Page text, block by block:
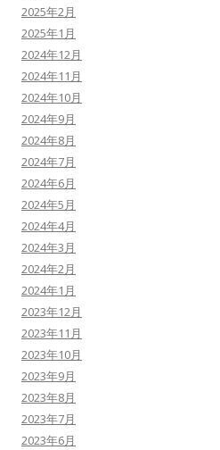
2025年2月
2025年1月
2024年12月
2024年11月
2024年10月
2024年9月
2024年8月
2024年7月
2024年6月
2024年5月
2024年4月
2024年3月
2024年2月
2024年1月
2023年12月
2023年11月
2023年10月
2023年9月
2023年8月
2023年7月
2023年6月